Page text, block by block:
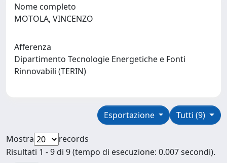
Nome completo
MOTOLA, VINCENZO
Afferenza
Dipartimento Tecnologie Energetiche e Fonti
Rinnovabili (TERIN)
Tutti (9)
Esportazione
Mostra
records
Risultati 1 - 9 di 9 (tempo di esecuzione: 0.007 secondi).